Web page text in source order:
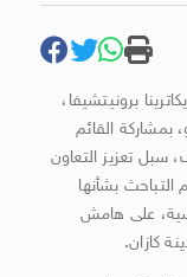
برونيتشيفا،
القائم
سبل تعزيز التعاون
التباحث بشأنها
على هامش
كازان.